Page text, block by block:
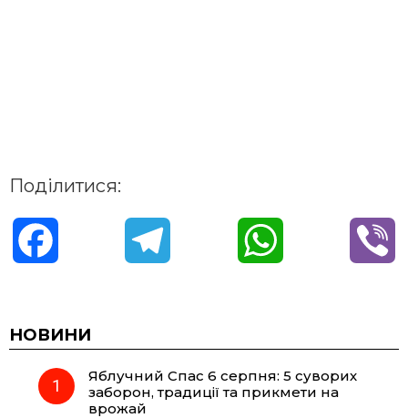
Поділитися:
c
e e t
НОВИНИ
Яблучний Спас 6 серпня: 5 суворих
заборон, традиції та прикмети на
врожай